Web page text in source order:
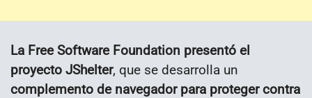
La Free Software Foundation presentó el
proyecto JShelter, que se desarrolla un
complemento de navegador para proteger contra